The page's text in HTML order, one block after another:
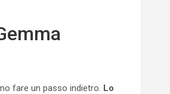
fare un passo indietro. Lo